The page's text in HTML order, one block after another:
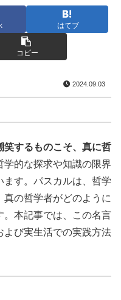
はてブ
コピー
2024.09.03
笑するものこそ、真に哲
学的な探求や知識の限界
ます。パスカルは、哲学
の哲学者がどのように
。本記事では、この名言
よび実生活での実践方法